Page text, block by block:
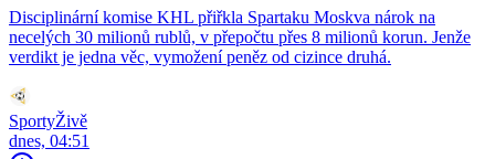
Disciplinární komise KHL přiřkla Spartaku Moskva nárok na
necelých 30 milionů rublů, v přepočtu přes 8 milionů korun. Jenže
verdikt je jedna věc, vymožení peněz od cizince druhá.
SportyŽivě
dnes, 04:51